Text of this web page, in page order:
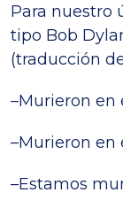
Para nuestro
tipo Bob
(traducción
–Murieron en
–Murieron en
–Estamos